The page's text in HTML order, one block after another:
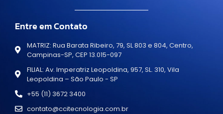
Entre em Contato
MATRIZ: Rua Barata Ribeiro, 79, SL 803 e 804, Centro,
Campinas-SP, CEP 13.015-097
FILIAL: Av. Imperatriz Leopoldina, 957, SL. 310, Vila
Leopoldina – São Paulo - SP
+55 (11) 3672 3400
contato@ccitecnologia.com.br